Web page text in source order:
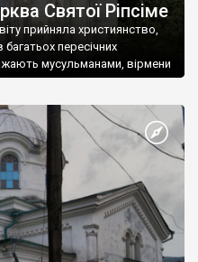
Святої Ріпсіме
прийняла християнство,
пересічних
мусульманами, вірмени